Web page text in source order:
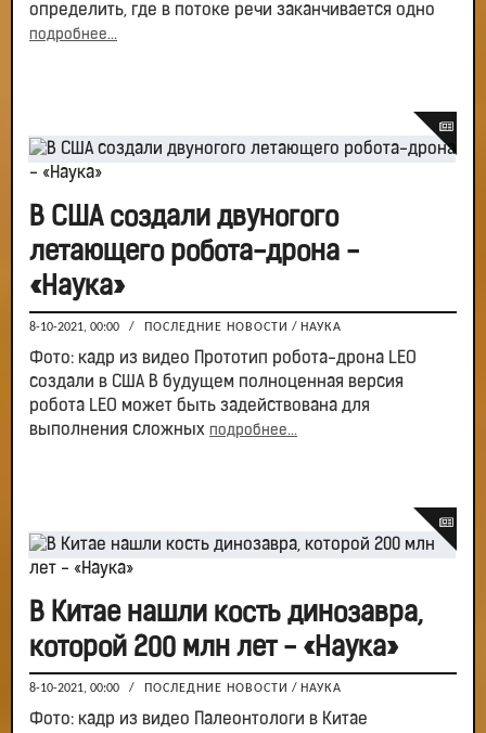
определить, где в потоке речи заканчивается одно
подробнее...
В США создали двуногого
летающего робота-дрона -
«Наука»
8-10-2021, 00:00 / ПОСЛЕДНИЕ НОВОСТИ / НАУКА
Фото: кадр из видео Прототип робота-дрона LEO
создали в США В будущем полноценная версия
робота LEO может быть задействована для
выполнения сложных подробнее...
В Китае нашли кость динозавра,
которой 200 млн лет - «Наука»
8-10-2021, 00:00 / ПОСЛЕДНИЕ НОВОСТИ / НАУКА
Фото: кадр из видео Палеонтологи в Китае